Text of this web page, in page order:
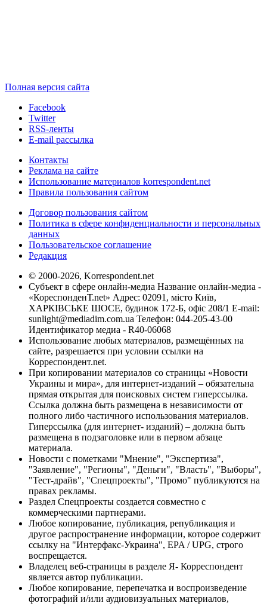
Полная версия сайта
Facebook
Twitter
RSS-ленты
E-mail рассылка
Контакты
Реклама на сайте
Использование материалов korrespondent.net
Правила пользования сайтом
Договор пользования сайтом
Политика в сфере конфиденциальности и персональных
данных
Пользовательское соглашение
Редакция
© 2000-2026, Korrespondent.net
Субъект в сфере онлайн-медиа Название онлайн-медиа -
«КореспонденТ.net» Адрес: 02091, місто Київ,
ХАРКІВСЬКЕ ШОСЕ, будинок 172-Б, офіс 208/1 E-mail:
sunlight@mediadim.com.ua Телефон: 044-205-43-00
Идентификатор медиа - R40-06068
Использование любых материалов, размещённых на
сайте, разрешается при условии ссылки на
Корреспондент.net.
При копировании материалов со страницы «Новости
Украины и мира», для интернет-изданий – обязательна
прямая открытая для поисковых систем гиперссылка.
Ссылка должна быть размещена в независимости от
полного либо частичного использования материалов.
Гиперссылка (для интернет- изданий) – должна быть
размещена в подзаголовке или в первом абзаце
материала.
Новости с пометками "Мнение", "Экспертиза",
"Заявление", "Регионы", "Деньги", "Власть", "Выборы",
"Тест-драйв", "Спецпроекты", "Промо" публикуются на
правах рекламы.
Раздел Спецпроекты создается совместно с
коммерческими партнерами.
Любое копирование, публикация, републикация и
другое распространение информации, которое содержит
ссылку на "Интерфакс-Украина", EPA / UPG, строго
воспрещается.
Владелец веб-страницы в разделе Я- Корреспондент
является автор публикации.
Любое копирование, перепечатка и воспроизведение
фотографий и/или аудиовизуальных материалов,